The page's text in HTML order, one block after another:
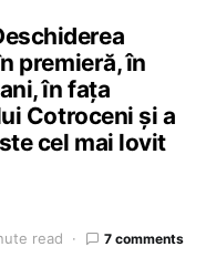
premieră, în
în fața
Cotroceni și a
cel mai lovit
read 7 comments